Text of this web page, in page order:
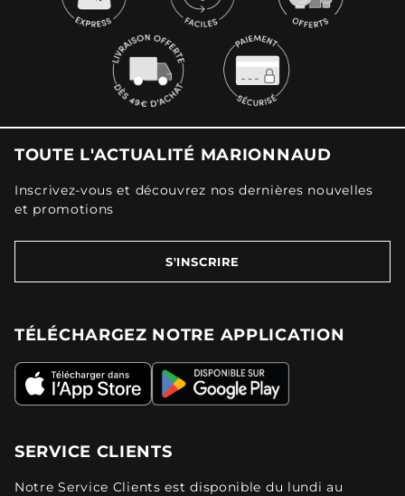
TOUTE L'ACTUALITÉ MARIONNAUD
Inscrivez-vous et découvrez nos dernières nouvelles
et promotions
S'INSCRIRE
TÉLÉCHARGEZ NOTRE APPLICATION
SERVICE CLIENTS
Notre Service Clients est disponible du lundi au